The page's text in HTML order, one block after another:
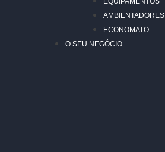
AMBIENTADORES
ECONOMATO
O SEU NEGÓCIO